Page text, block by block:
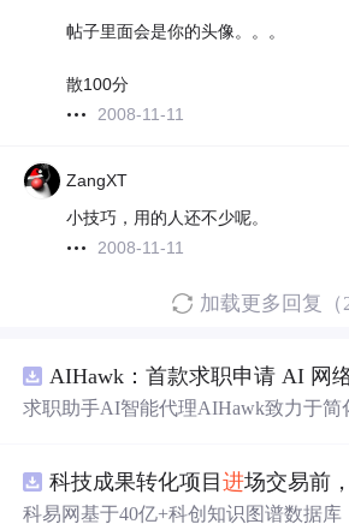
帖子里面会是你的头像。。。
散100分
2008-11-11
ZangXT
小技巧，用的人还不少呢。
2008-11-11
加载更多回复（2
AIHawk：首款求职申请 AI 网
求职助手AI智能代理AIHawk致力于简
科技成果转化项目进场交易前，评估备案
科易网基于40亿+科创知识图谱数据